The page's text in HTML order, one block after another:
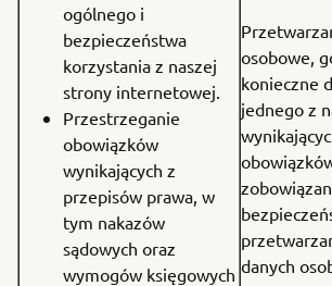
ogólnego i
bezpieczeństwa
korzystania z naszej
strony internetowej.
Przestrzeganie
obowiązków
wynikających z
przepisów prawa, w
tym nakazów
sądowych oraz
wymogów księgowych
osobowe,
konieczne
jednego z
danych